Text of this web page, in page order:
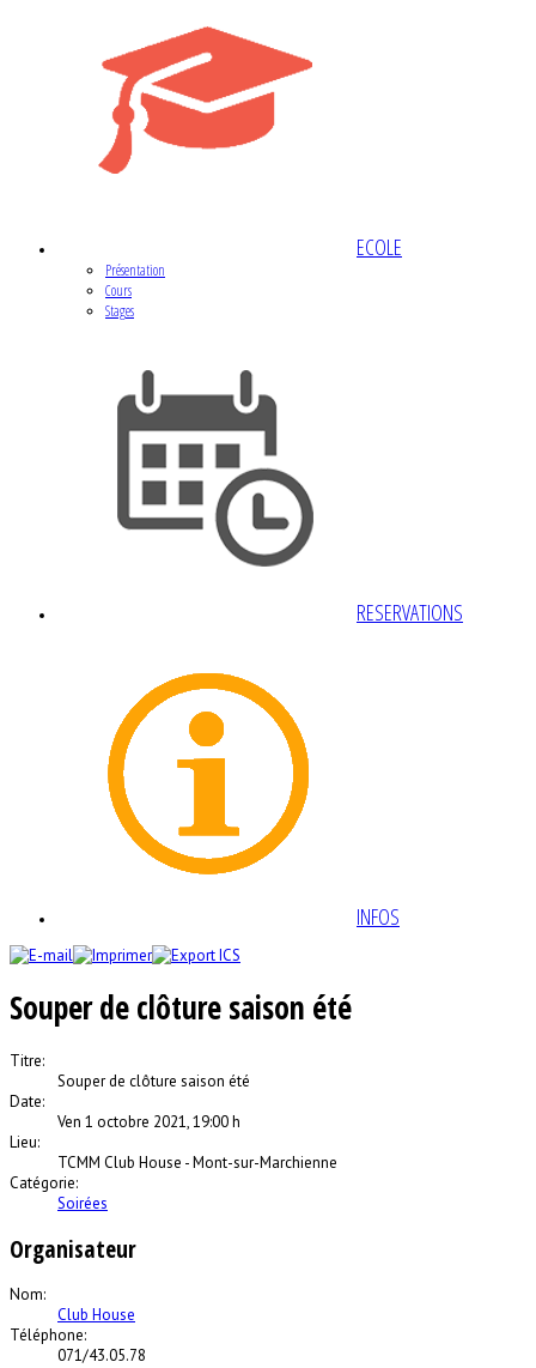
ECOLE
Présentation
Cours
Stages
RESERVATIONS
INFOS
Souper de clôture saison été
Titre:
Souper de clôture saison été
Date:
Ven 1 octobre 2021,19:00 h
Lieu:
TCMM Club House - Mont-sur-Marchienne
Catégorie:
Soirées
Organisateur
Nom:
Club House
Téléphone:
071/43.05.78